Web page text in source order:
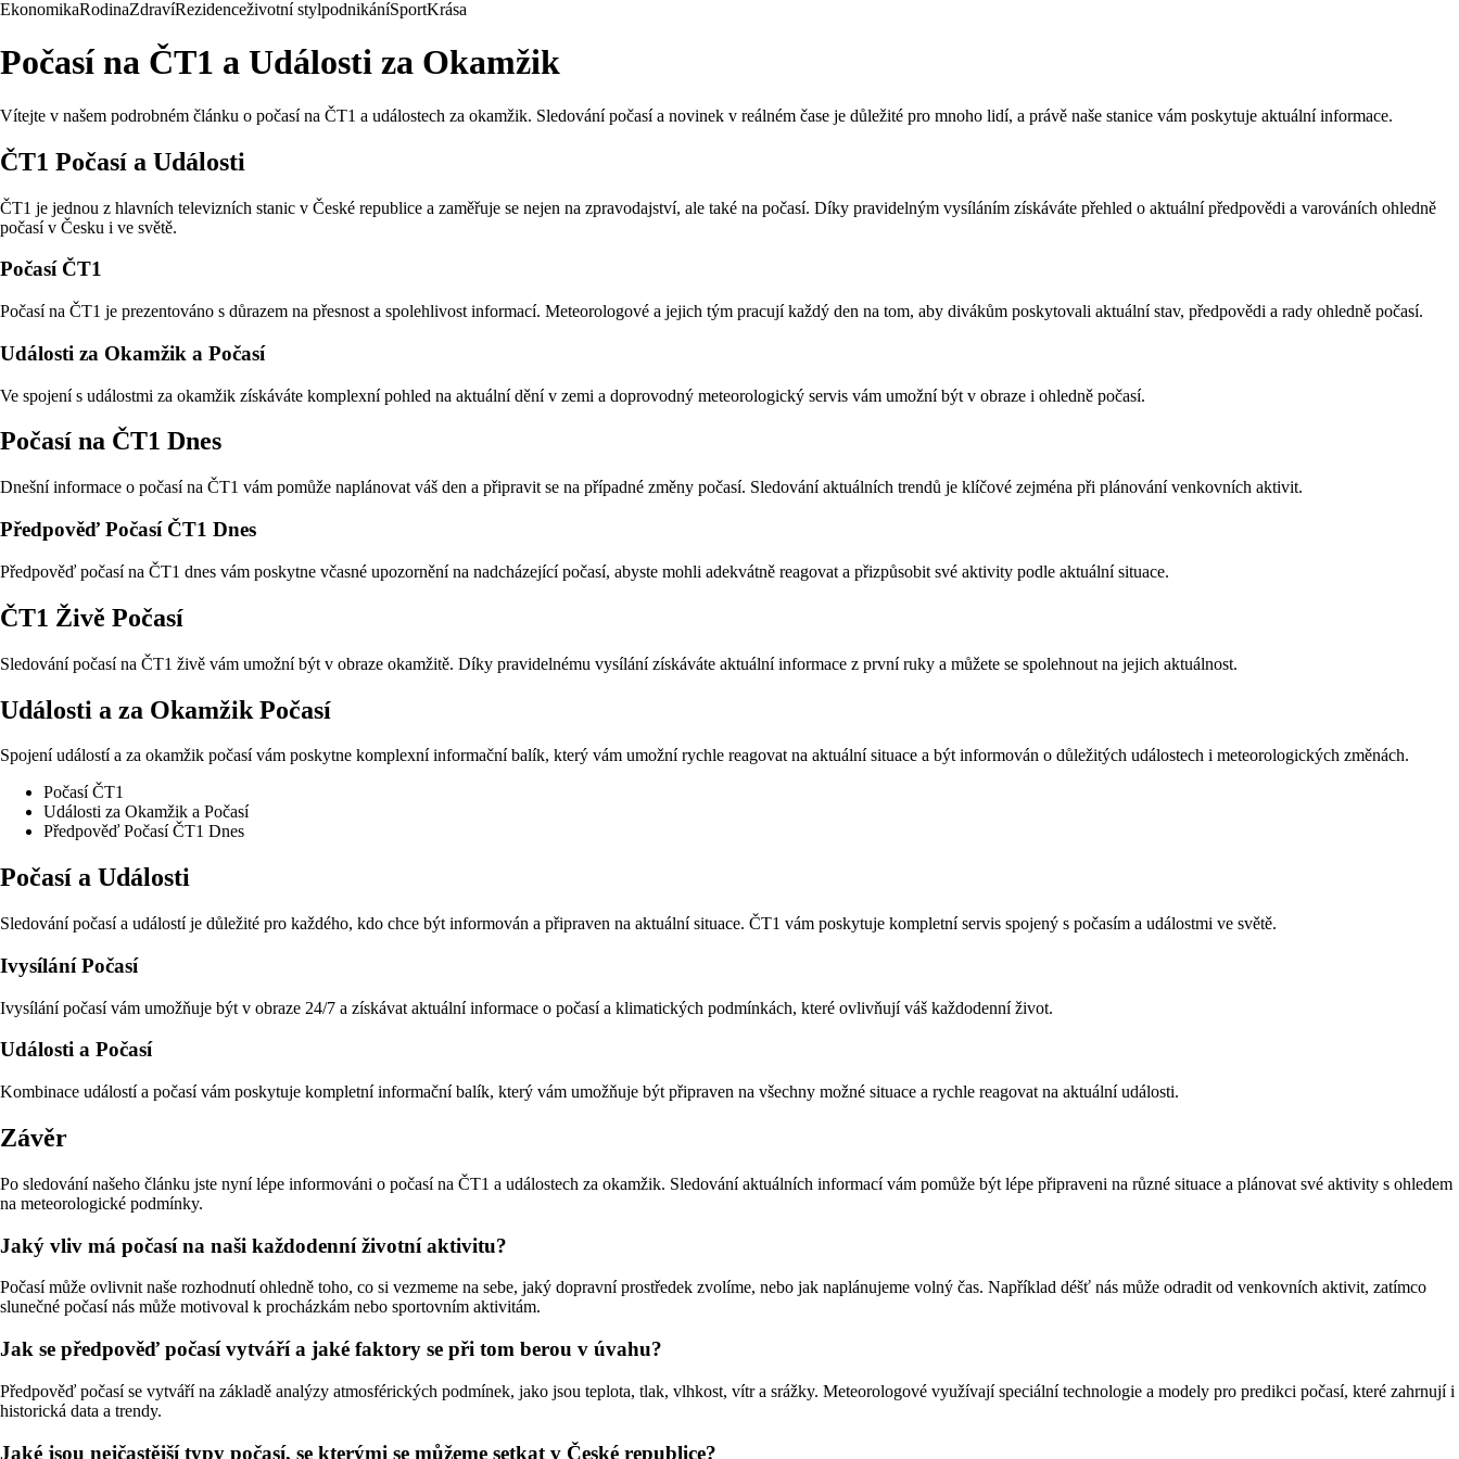
EkonomikaRodinaZdravíRezidenceživotní stylpodnikáníSportKrása
Počasí na ČT1 a Události za Okamžik
Vítejte v našem podrobném článku o počasí na ČT1 a událostech za okamžik. Sledování počasí a novinek v reálném čase je důležité pro mnoho lidí, a právě naše stanice vám poskytuje aktuální informace.
ČT1 Počasí a Události
ČT1 je jednou z hlavních televizních stanic v České republice a zaměřuje se nejen na zpravodajství, ale také na počasí. Díky pravidelným vysíláním získáváte přehled o aktuální předpovědi a varováních ohledně
počasí v Česku i ve světě.
Počasí ČT1
Počasí na ČT1 je prezentováno s důrazem na přesnost a spolehlivost informací. Meteorologové a jejich tým pracují každý den na tom, aby divákům poskytovali aktuální stav, předpovědi a rady ohledně počasí.
Události za Okamžik a Počasí
Ve spojení s událostmi za okamžik získáváte komplexní pohled na aktuální dění v zemi a doprovodný meteorologický servis vám umožní být v obraze i ohledně počasí.
Počasí na ČT1 Dnes
Dnešní informace o počasí na ČT1 vám pomůže naplánovat váš den a připravit se na případné změny počasí. Sledování aktuálních trendů je klíčové zejména při plánování venkovních aktivit.
Předpověď Počasí ČT1 Dnes
Předpověď počasí na ČT1 dnes vám poskytne včasné upozornění na nadcházející počasí, abyste mohli adekvátně reagovat a přizpůsobit své aktivity podle aktuální situace.
ČT1 Živě Počasí
Sledování počasí na ČT1 živě vám umožní být v obraze okamžitě. Díky pravidelnému vysílání získáváte aktuální informace z první ruky a můžete se spolehnout na jejich aktuálnost.
Události a za Okamžik Počasí
Spojení událostí a za okamžik počasí vám poskytne komplexní informační balík, který vám umožní rychle reagovat na aktuální situace a být informován o důležitých událostech i meteorologických změnách.
Počasí ČT1
Události za Okamžik a Počasí
Předpověď Počasí ČT1 Dnes
Počasí a Události
Sledování počasí a událostí je důležité pro každého, kdo chce být informován a připraven na aktuální situace. ČT1 vám poskytuje kompletní servis spojený s počasím a událostmi ve světě.
Ivysílání Počasí
Ivysílání počasí vám umožňuje být v obraze 24/7 a získávat aktuální informace o počasí a klimatických podmínkách, které ovlivňují váš každodenní život.
Události a Počasí
Kombinace událostí a počasí vám poskytuje kompletní informační balík, který vám umožňuje být připraven na všechny možné situace a rychle reagovat na aktuální události.
Závěr
Po sledování našeho článku jste nyní lépe informováni o počasí na ČT1 a událostech za okamžik. Sledování aktuálních informací vám pomůže být lépe připraveni na různé situace a plánovat své aktivity s ohledem
na meteorologické podmínky.
Jaký vliv má počasí na naši každodenní životní aktivitu?
Počasí může ovlivnit naše rozhodnutí ohledně toho, co si vezmeme na sebe, jaký dopravní prostředek zvolíme, nebo jak naplánujeme volný čas. Například déšť nás může odradit od venkovních aktivit, zatímco
slunečné počasí nás může motivoval k procházkám nebo sportovním aktivitám.
Jak se předpověď počasí vytváří a jaké faktory se při tom berou v úvahu?
Předpověď počasí se vytváří na základě analýzy atmosférických podmínek, jako jsou teplota, tlak, vlhkost, vítr a srážky. Meteorologové využívají speciální technologie a modely pro predikci počasí, které zahrnují i
historická data a trendy.
Jaké jsou nejčastější typy počasí, se kterými se můžeme setkat v České republice?